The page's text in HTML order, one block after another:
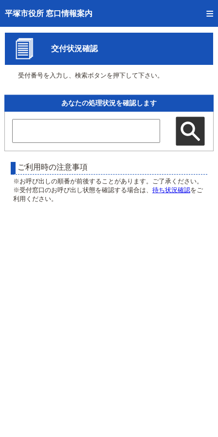
平塚市役所 窓口情報案内
トップページへ
ご利用方法
事前予約
予約状況確認
待ち状況確認
交付状況確認
混雑予想カレンダー
交付状況確認
受付番号を入力し、検索ボタンを押下して下さい。
あなたの処理状況を確認します
ご利用時の注意事項
※お呼び出しの順番が前後することがあります。ご了承ください。
※受付窓口のお呼び出し状態を確認する場合は、 待ち状況確認をご
利用ください。